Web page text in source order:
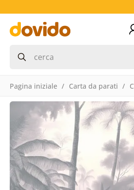
Pagina iniziale Carta da parati